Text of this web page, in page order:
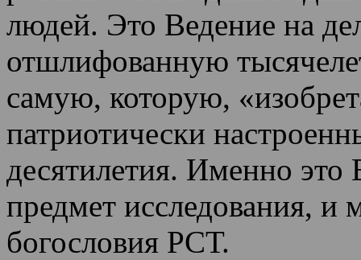
людей. Это Ведение на
отшлифованную
самую, которую,
патриотически
десятилетия. Именно это
предмет исследования, и
богословия РСТ.